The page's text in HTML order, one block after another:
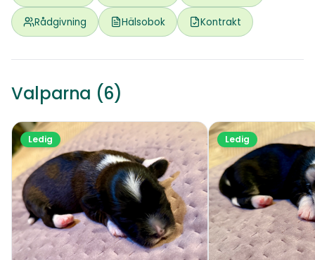
Rådgivning Hälsobok Kontrakt
Valparna (6)
Ledig Ledig